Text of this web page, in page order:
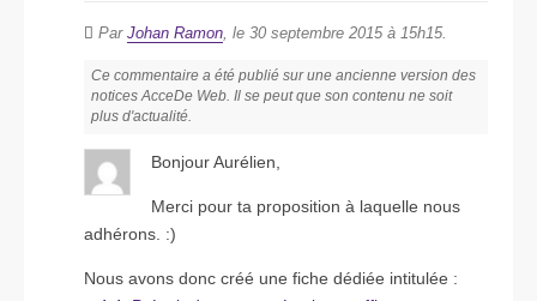
Par Johan Ramon, le 30 septembre 2015 à 15h15.
Ce commentaire a été publié sur une ancienne version des
notices AcceDe Web. Il se peut que son contenu ne soit
plus d'actualité.
Bonjour Aurélien,
Merci pour ta proposition à laquelle nous
adhérons. :)
Nous avons donc créé une fiche dédiée intitulée :